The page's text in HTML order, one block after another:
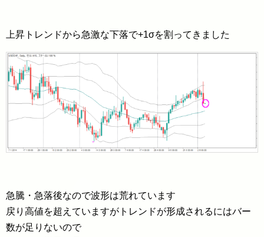
上昇トレンドから急激な下落で+1σを割ってきました
急騰・急落後なので波形は荒れています
戻り高値を超えていますがトレンドが形成されるにはバー
数が足りないので